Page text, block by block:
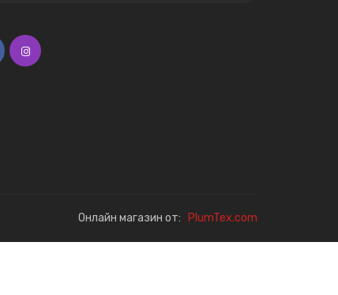
Онлайн магазин от: PlumTex.com